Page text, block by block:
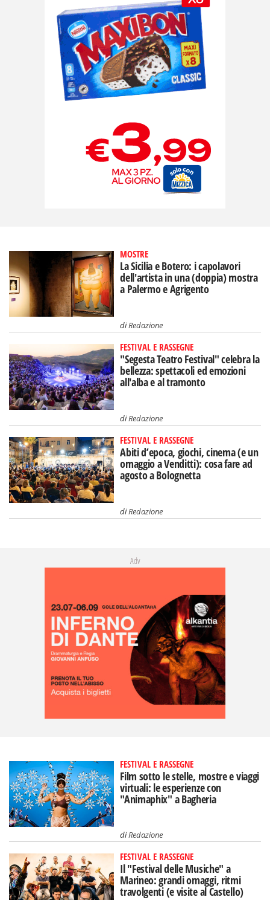
MOSTRE
La Sicilia e Botero: i capolavori
dell'artista in una (doppia) mostra
a Palermo e Agrigento
diRedazione
FESTIVAL E RASSEGNE
"Segesta Teatro Festival" celebra la
bellezza: spettacoli ed emozioni
all'alba e al tramonto
diRedazione
FESTIVAL E RASSEGNE
Abiti d’epoca, giochi, cinema (e un
omaggio a Venditti): cosa fare ad
agosto a Bolognetta
diRedazione
Adv
FESTIVAL E RASSEGNE
Film sotto le stelle, mostre e viaggi
virtuali: le esperienze con
"Animaphix" a Bagheria
diRedazione
FESTIVAL E RASSEGNE
Il "Festival delle Musiche" a
Marineo: grandi omaggi, ritmi
travolgenti (e visite al Castello)